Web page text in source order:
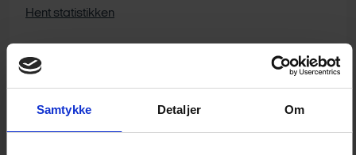
Samtykke Detaljer Om
Hent statistikken